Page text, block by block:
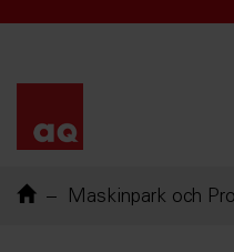
Maskinpark och